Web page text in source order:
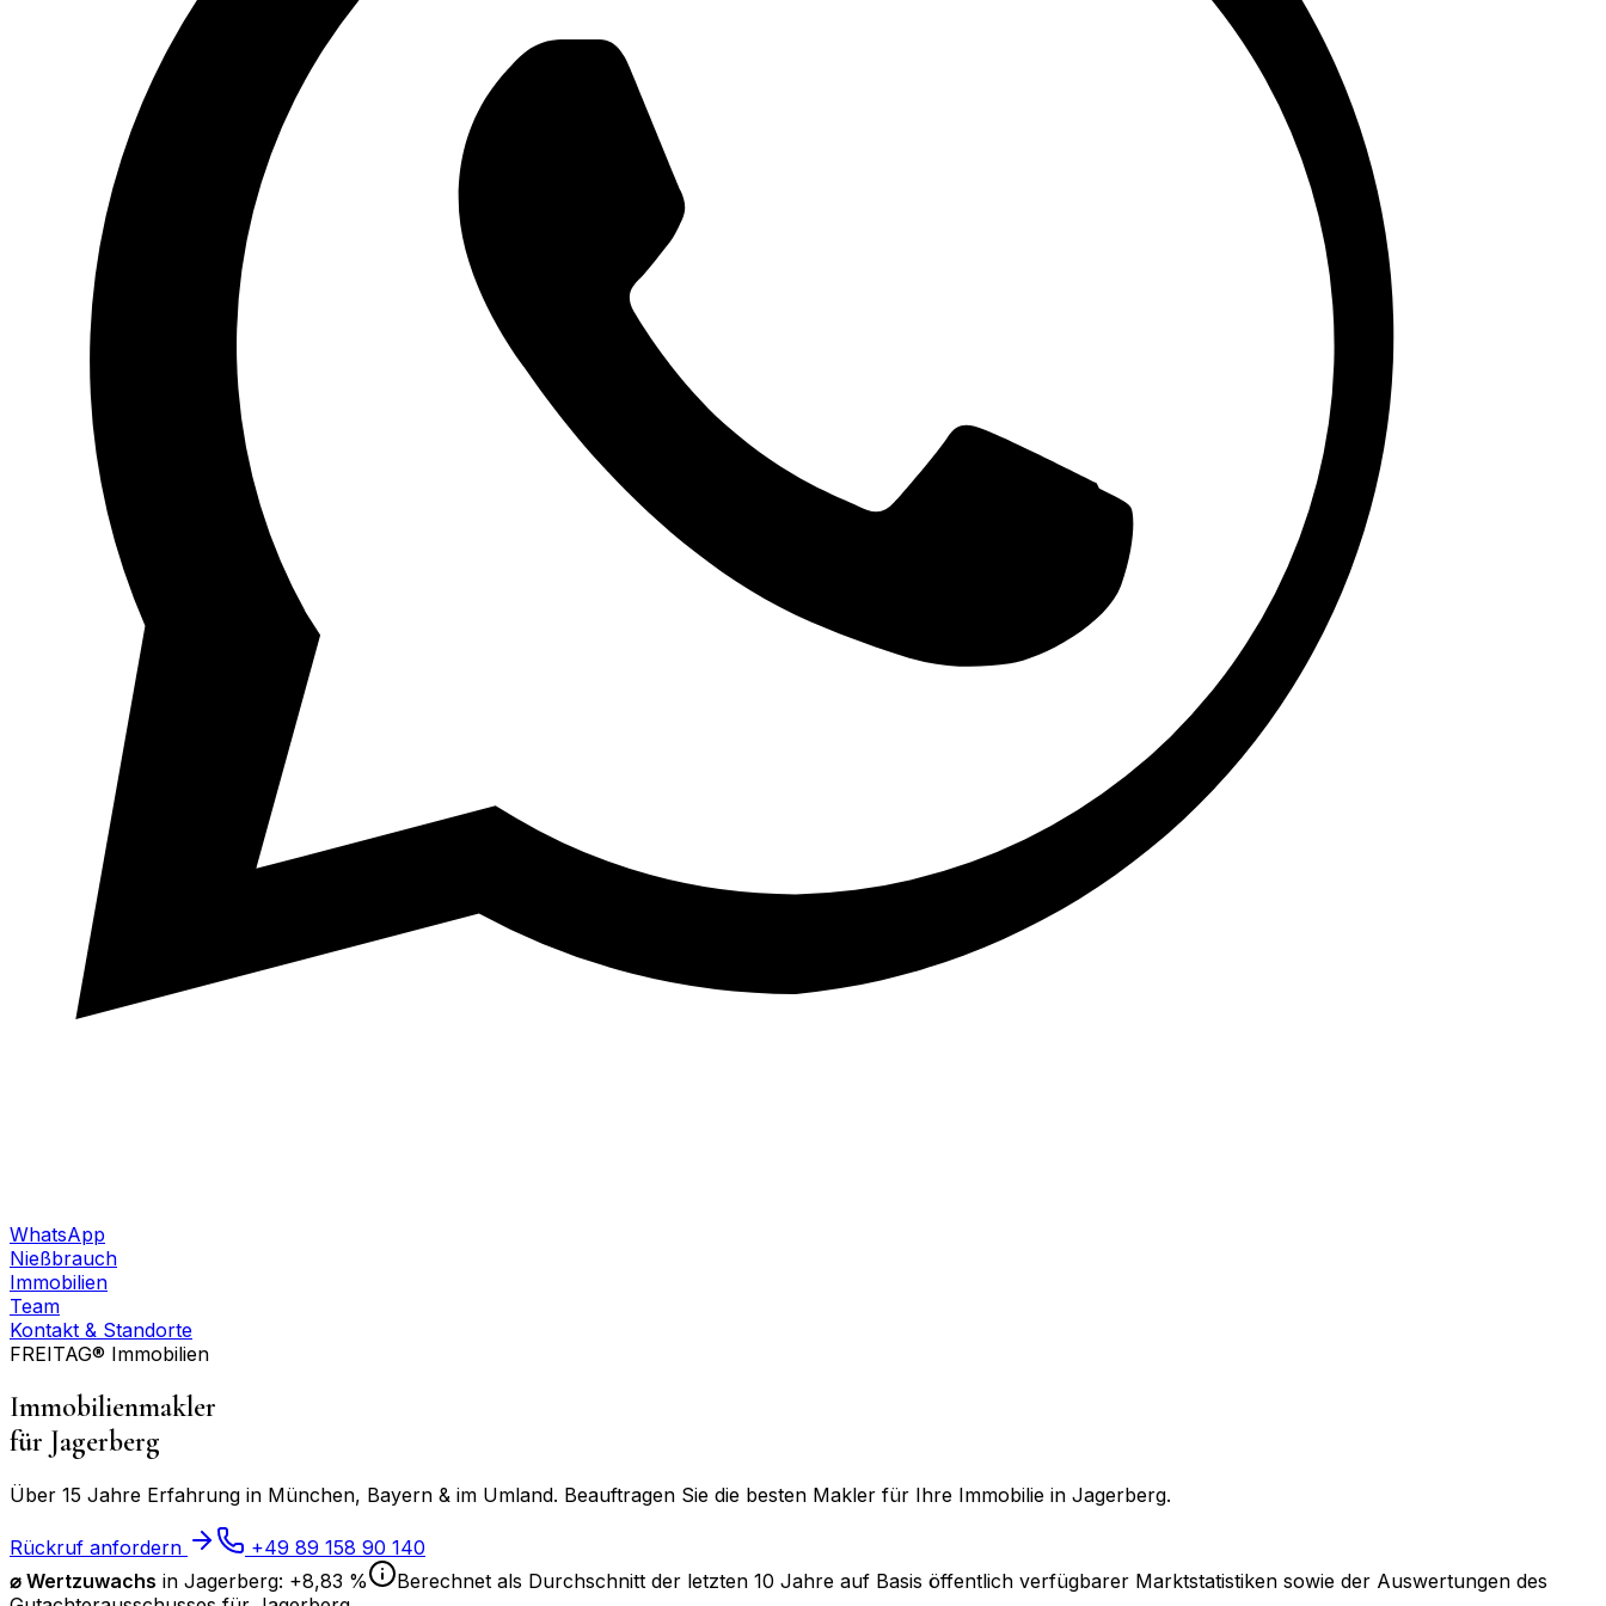
WhatsApp
Nießbrauch
Immobilien
Team
Kontakt & Standorte
FREITAG® Immobilien
Immobilienmakler
für Jagerberg
Über 15 Jahre Erfahrung in München, Bayern & im Umland. Beauftragen Sie die besten Makler für Ihre Immobilie in Jagerberg.
Rückruf anfordern
+49 89 158 90 140
⌀ Wertzuwachs in Jagerberg: +8,83 %
Berechnet als Durchschnitt der letzten 10 Jahre auf Basis öffentlich verfügbarer Marktstatistiken sowie der Auswertungen des